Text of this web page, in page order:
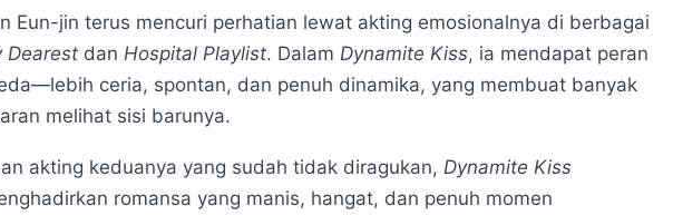
Eun-jin terus mencuri perhatian lewat akting emosionalnya di berbagai
Dearest dan Hospital Playlist. Dalam Dynamite Kiss, ia mendapat peran
ceria, spontan, dan penuh dinamika, yang membuat banyak
melihat sisi barunya.
akting keduanya yang sudah tidak diragukan, Dynamite Kiss
romansa yang manis, hangat, dan penuh momen